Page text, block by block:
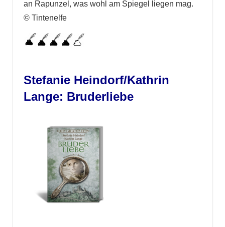
an Rapunzel, was wohl am Spiegel liegen mag.
© Tintenelfe
Stefanie Heindorf/Kathrin
Lange: Bruderliebe